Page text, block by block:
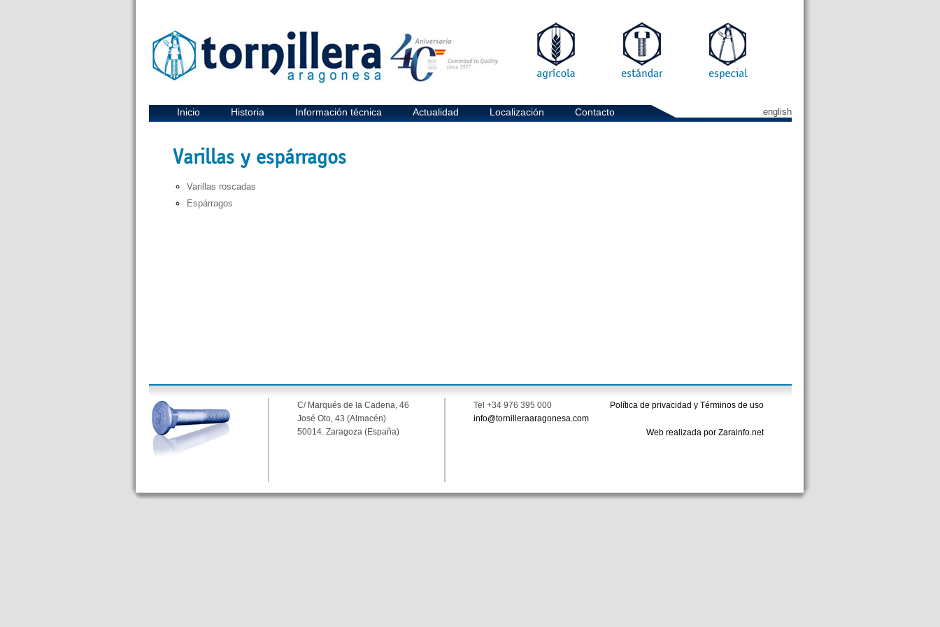
Inicio Historia Información técnica Actualidad Localización Contacto english
Varillas y espárragos
Varillas roscadas
Espárragos
C/ Marqués de la Cadena, 46
José Oto, 43 (Almacén)
50014. Zaragoza (España)
Tel +34 976 395 000
info@tornilleraaragonesa.com
Política de privacidad y Términos de uso
Web realizada por Zarainfo.net